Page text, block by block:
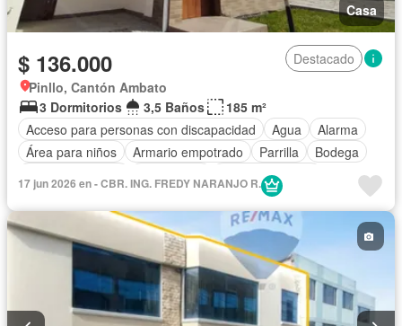
Casa
$ 136.000
Destacado
Pinllo, Cantón Ambato
3 Dormitorios
3,5 Baños
185 m²
Acceso para personas con discapacidad
Agua
Alarma
Área para niños
Armario empotrado Parrilla
Bodega
Estacionamiento
Garita de guardianía
Patio
Conserje
Vista panorámica Sin amoblar
17 jun 2026 en - CBR. ING. FREDY NARANJO R.